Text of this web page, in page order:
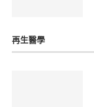
再生醫學